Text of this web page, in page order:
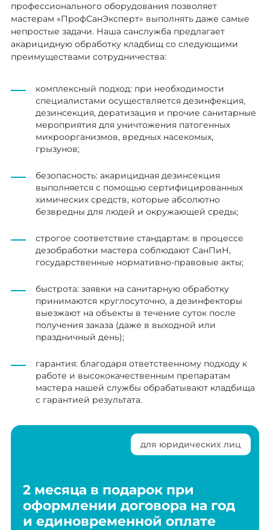
профессионального оборудования позволяет
мастерам «ПрофСанЭксперт» выполнять даже самые
непростые задачи. Наша санслужба предлагает
акарицидную обработку кладбищ со следующими
преимуществами сотрудничества:
комплексный подход: при необходимости
специалистами осуществляется дезинфекция,
дезинсекция, дератизация и прочие санитарные
мероприятия для уничтожения патогенных
микроорганизмов, вредных насекомых,
грызунов;
безопасность: акарицидная дезинсекция
выполняется с помощью сертифицированных
химических средств, которые абсолютно
безвредны для людей и окружающей среды;
строгое соответствие стандартам: в процессе
дезобработки мастера соблюдают СанПиН,
государственные нормативно-правовые акты;
быстрота: заявки на санитарную обработку
принимаются круглосуточно, а дезинфекторы
выезжают на объекты в течение суток после
получения заказа (даже в выходной или
праздничный день);
гарантия: благодаря ответственному подходу к
работе и высококачественным препаратам
мастера нашей службы обрабатывают кладбища
с гарантией результата.
2 месяца в подарок при
оформлении договора на год
и единовременной оплате
для юридических лиц